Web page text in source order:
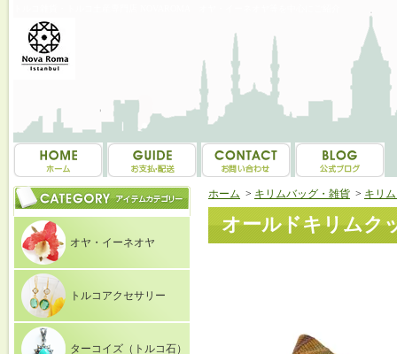
オヤ・イーネオヤ
トルコアクセサリー
ターコイズ（トルコ石）
ホーム > キリムバッグ・雑貨 > キリ
オールドキリムク